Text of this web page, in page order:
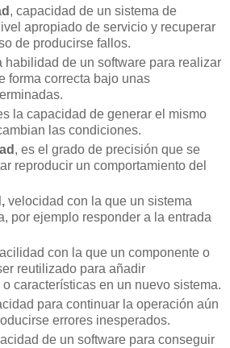
, capacidad de un sistema de
apropiado de servicio y recuperar
de producirse fallos.
habilidad de un software para realizar
forma correcta bajo unas
la capacidad de generar el mismo
las condiciones.
, es el grado de precisión que se
reproducir un comportamiento del
velocidad con la que un sistema
por ejemplo responder a la entrada
con la que un componente o
reutilizado para añadir
características en un nuevo sistema.
para continuar la operación aún
errores inesperados.
de un software para conseguir